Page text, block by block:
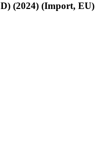
(2024) (Import, EU)